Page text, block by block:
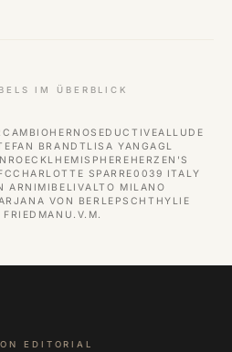
IM ÜBERBLICK
CAMBIOHERNOSEDUCTIVEALLUDE
BRANDT LISA YANGAGL
ROECKL HEMISPHERE HERZEN'S
CHARLOTTE SPARRE0039 ITALY
ARNIM IBELIVALTO MILANO
VON BERLEPSCH THYLIE
FRIEDMAN U.V.M.
EDITORIAL